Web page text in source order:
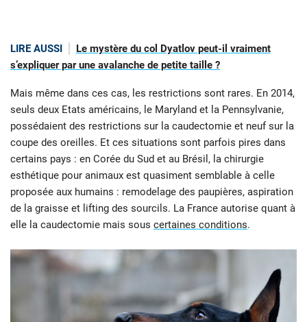
LIRE AUSSI
Le mystère du col Dyatlov peut-il vraiment
s’expliquer par une avalanche de petite taille ?
Mais même dans ces cas, les restrictions sont rares. En 2014,
seuls deux Etats américains, le Maryland et la Pennsylvanie,
possédaient des restrictions sur la caudectomie et neuf sur la
coupe des oreilles. Et ces situations sont parfois pires dans
certains pays : en Corée du Sud et au Brésil, la chirurgie
esthétique pour animaux est quasiment semblable à celle
proposée aux humains : remodelage des paupières, aspiration
de la graisse et lifting des sourcils. La France autorise quant à
elle la caudectomie mais sous certaines conditions.